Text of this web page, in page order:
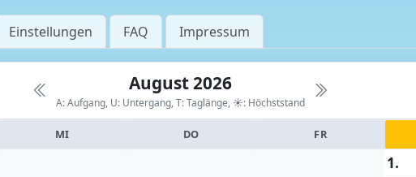
Einstellungen FAQ Impressum
August 2026
A: Aufgang, U: Untergang, T: Taglänge, ☀: Höchststand
MI DO FR
1.